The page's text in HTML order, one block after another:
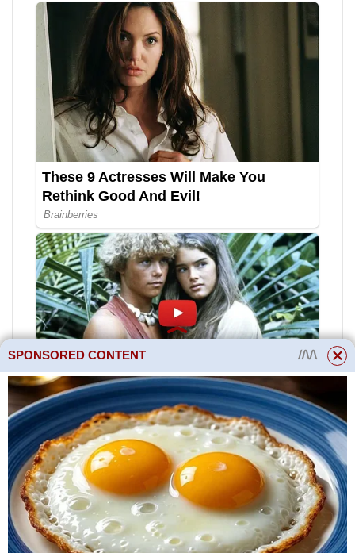
Listy jsou sytě zelené, oválného
tvaru srdce, špičaté na koncích,
malé velikosti (až 4 cm dlouhé)
SPONSORED CONTENT